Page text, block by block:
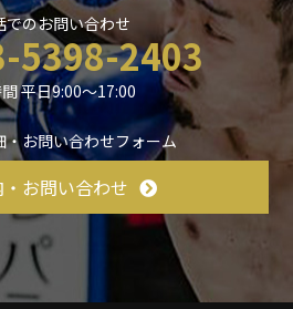
でのお問い合わせ
5398-2403
平日9:00〜17:00
・お問い合わせフォーム
お問い合わせ